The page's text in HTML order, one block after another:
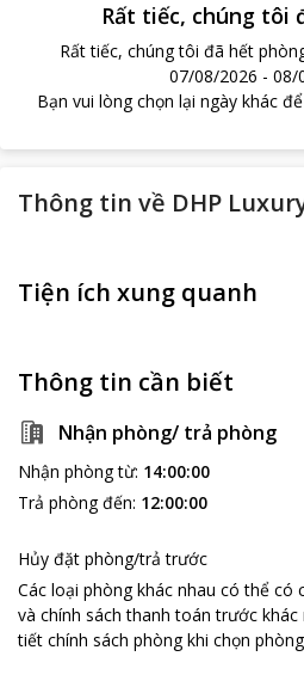
Rất tiếc, chúng tôi
Rất tiếc, chúng tôi đã hết
07/08/2026 - 08/
Bạn vui lòng chọn lại ngày khác
Thông tin về DHP
Tiện ích xung quanh
Thông tin cần biết
Nhận phòng/ trả phòng
Nhận phòng từ: 14:00:00
Trả phòng đến: 12:00:00
Hủy đặt phòng/trả trước
Các loại phòng khác nhau có thể có
và chính sách thanh toán trước khác
tiết chính sách phòng khi chọn